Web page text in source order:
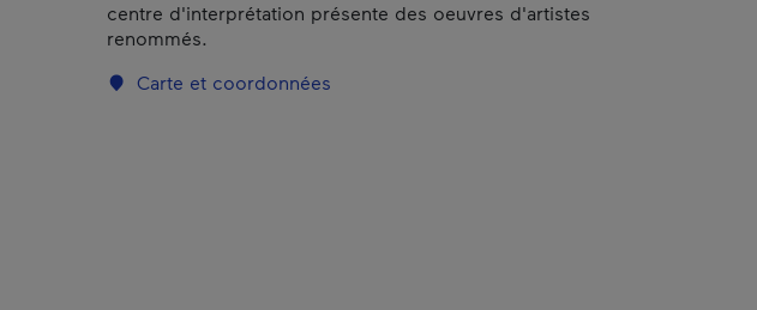
centre d'interprétation présente des oeuvres d'artistes
renommés.
Carte et coordonnées